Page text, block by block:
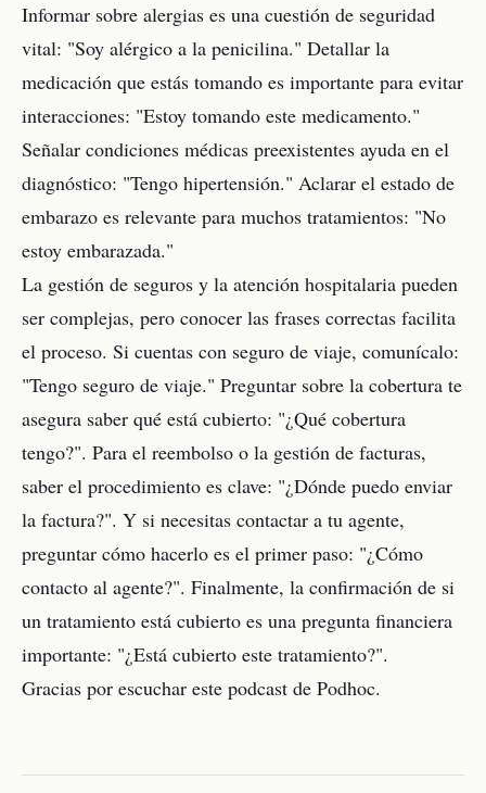
Informar sobre alergias es una cuestión de seguridad
vital: "Soy alérgico a la penicilina." Detallar la
medicación que estás tomando es importante para evitar
interacciones: "Estoy tomando este medicamento."
Señalar condiciones médicas preexistentes ayuda en el
diagnóstico: "Tengo hipertensión." Aclarar el estado de
embarazo es relevante para muchos tratamientos: "No
estoy embarazada."
La gestión de seguros y la atención hospitalaria pueden
ser complejas, pero conocer las frases correctas facilita
el proceso. Si cuentas con seguro de viaje, comunícalo:
"Tengo seguro de viaje." Preguntar sobre la cobertura te
asegura saber qué está cubierto: "¿Qué cobertura
tengo?". Para el reembolso o la gestión de facturas,
saber el procedimiento es clave: "¿Dónde puedo enviar
la factura?". Y si necesitas contactar a tu agente,
preguntar cómo hacerlo es el primer paso: "¿Cómo
contacto al agente?". Finalmente, la confirmación de si
un tratamiento está cubierto es una pregunta financiera
importante: "¿Está cubierto este tratamiento?".
Gracias por escuchar este podcast de Podhoc.